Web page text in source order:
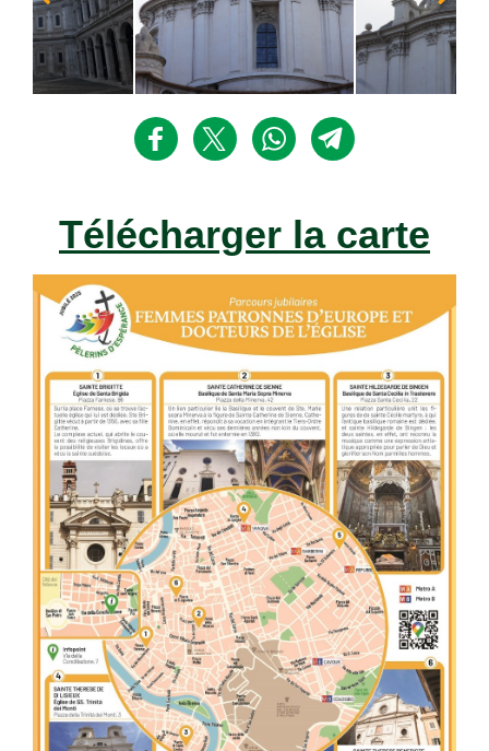
Télécharger la carte